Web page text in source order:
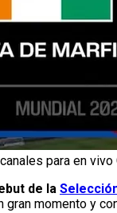
para en
de la
momento y